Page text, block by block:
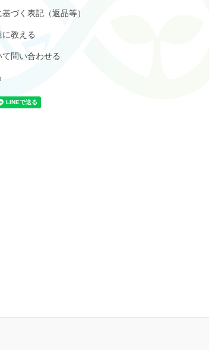
づく表記（返品等）
教える
問い合わせる